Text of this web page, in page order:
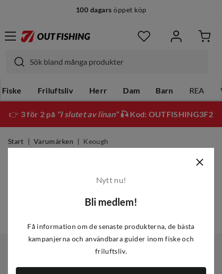
100 dagars öppet köp
Fiske Friluftsliv Herr Dam Barn REA
👉 3 för 2 på "I slutet av linan"🎣 Kod: OUTFISHING3F2
Start Varumärken Keough
Nytt nu!
Bli medlem!
Få information om de senaste produkterna, de bästa
kampanjerna och användbara guider inom fiske och
friluftsliv.